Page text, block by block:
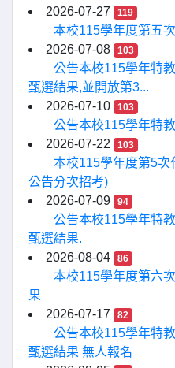
2026-07-27
119
本校115學年度第五
2026-07-08
103
公告本校115學年特
甄選結果,並開放第3...
2026-07-10
103
公告本校115學年特
2026-07-22
103
本校115學年度第5次
公告分次招考)
2026-07-09
94
公告本校115學年特
甄選結果.
2026-08-04
86
本校115學年度第六
果
2026-07-17
82
公告本校115學年特
甄選結果 無人報名